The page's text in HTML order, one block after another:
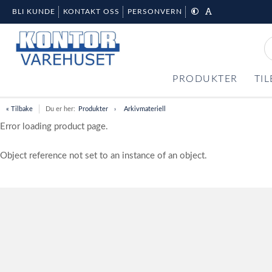
BLI KUNDE KONTAKT OSS PERSONVERN
PRODUKTER
« Tilbake Du er her: Produkter Arkivmateriell
Error loading product page.
Object reference not set to an instance of an object.